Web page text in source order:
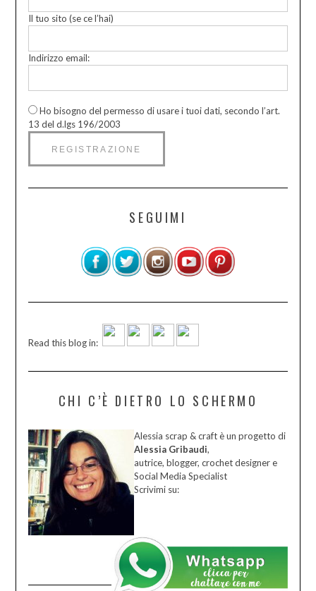
Il tuo sito (se ce l’hai)
Indirizzo email:
Ho bisogno del permesso di usare i tuoi dati, secondo l’art.
13 del d.lgs 196/2003
SEGUIMI
Read this blog in:
CHI C’È DIETRO LO SCHERMO
Alessia scrap & craft è un progetto di
Alessia Gribaudi,
autrice, blogger, crochet designer e
Social Media Specialist
Scrivimi su: